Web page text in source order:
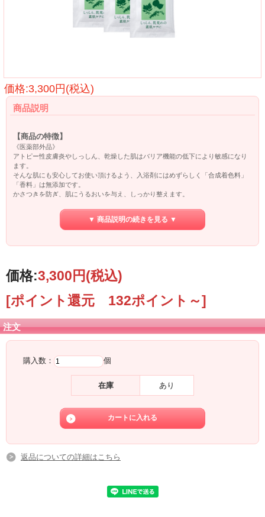
価格:3,300円(税込)
商品説明
【商品の特徴】
《医薬部外品》
アトピー性皮膚炎やしっしん、乾燥した肌はバリア機能の低下により敏感になり
ます。
そんな肌にも安心してお使い頂けるよう、入浴剤にはめずらしく「合成着色料」
「香料」は無添加です。
かさつきを防ぎ、肌にうるおいを与え、しっかり整えます。
【内容量】
（従来ボトルタイプに比べ、分包3つ分お得になりました）
【配合成分】
＜有効成分＞
＜その他成分＞
硫酸Na/スクワラン/レシチン/ヒノキオール/ヨモギエキス/シソエキス/ローズマリ
▼ 商品説明の続きを見る ▼
価格:3,300円(税込)
[ポイント還元 132ポイント～]
注文
購入数： 個
在庫 あり
返品についての詳細はこちら